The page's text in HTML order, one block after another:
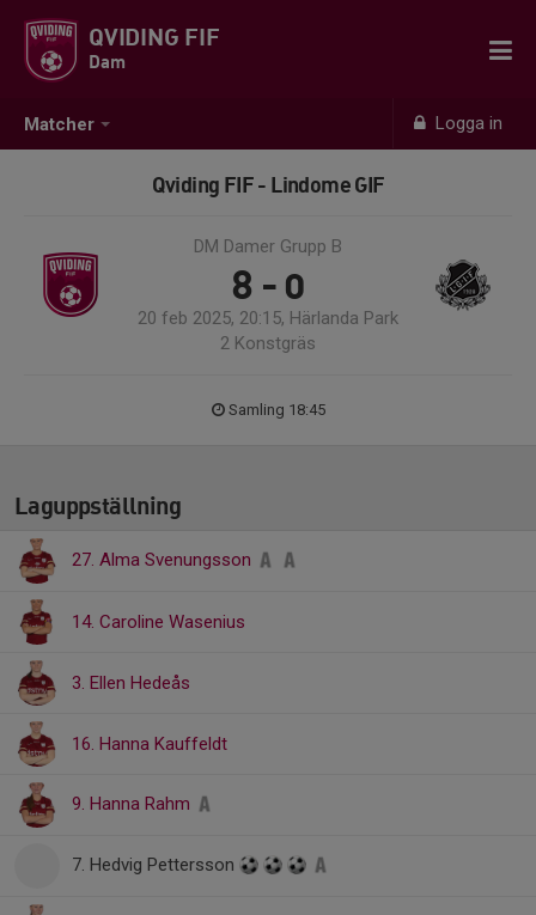
Matcher Logga in
QVIDING FIF
Dam
Qviding FIF - Lindome GIF
DM Damer Grupp B
8 - 0
20 feb 2025, 20:15, Härlanda Park
2 Konstgräs
Samling 18:45
Laguppställning
27. Alma Svenungsson
14. Caroline Wasenius
3. Ellen Hedeås
16. Hanna Kauffeldt
9. Hanna Rahm
7. Hedvig Pettersson